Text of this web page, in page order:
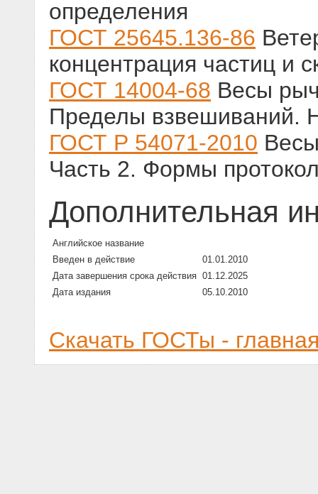
определения
ГОСТ 25645.136-86
концентрация частиц и
ГОСТ 14004-68 Весы
Пределы взвешиваний.
ГОСТ Р 54071-2010
Часть 2. Формы
Дополнительная
Английское название
Введен в действие
01.01.2010
Дата завершения срока действия 01.12.2025
Дата издания
05.10.2010
Скачать ГОСТы -